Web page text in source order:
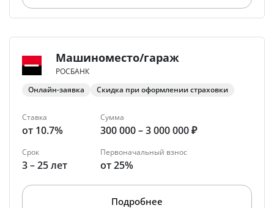
Машиноместо/гараж
РОСБАНК
Онлайн-заявка
Скидка при оформлении страховки
Ставка
от 10.7%
Сумма
300 000 – 3 000 000 ₽
Срок
3 – 25 лет
Первоначальный взнос
от 25%
Подробнее